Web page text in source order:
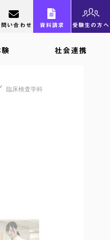
問い合わせ 資料請求 受験生の方へ
験 社会連携
臨床検査学科